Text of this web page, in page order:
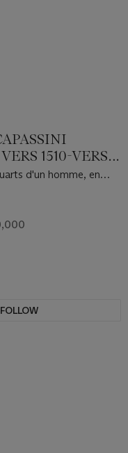
1510-VERS
d'un homme, en
FOLLOW